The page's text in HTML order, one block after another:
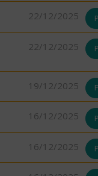
22/12/2025
22/12/2025
19/12/2025
16/12/2025
16/12/2025